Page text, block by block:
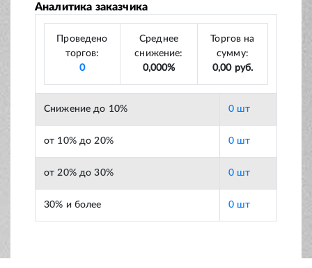
Аналитика заказчика
Проведено
торгов:
0
Среднее
снижение:
0,000%
Торгов на
сумму:
0,00 руб.
Снижение до 10% 0 шт
от 10% до 20% 0 шт
от 20% до 30% 0 шт
30% и более 0 шт